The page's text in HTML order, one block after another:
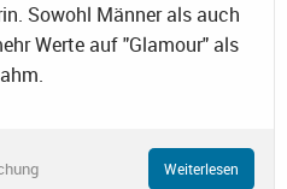
Sowohl Männer als auch
Werte auf "Glamour" als
Weiterlesen